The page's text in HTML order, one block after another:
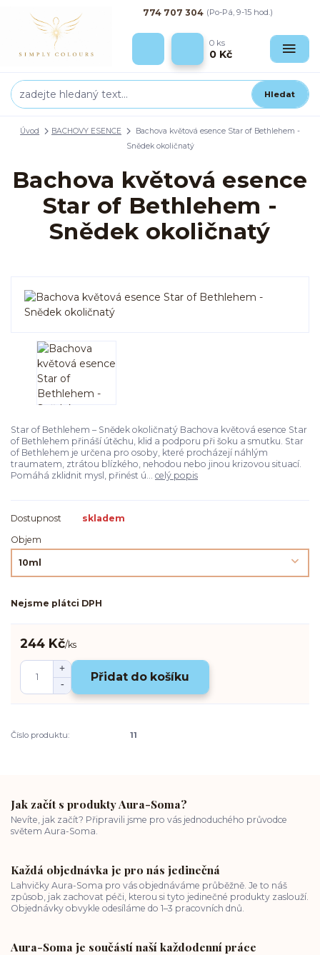
Hledat
774 707 304 (Po-Pá, 9-15 hod.)
0 ks
0 Kč
Úvod BACHOVY ESENCE
Bachova květová esence Star of Bethlehem -
Snědek okoličnatý
Bachova květová esence
Star of Bethlehem -
Snědek okoličnatý
Star of Bethlehem – Snědek okoličnatý Bachova květová esence Star
of Bethlehem přináší útěchu, klid a podporu při šoku a smutku. Star
of Bethlehem je určena pro osoby, které procházejí náhlým
traumatem, ztrátou blízkého, nehodou nebo jinou krizovou situací.
Pomáhá zklidnit mysl, přinést ú... celý popis
Dostupnost
skladem
Objem
Nejsme plátci DPH
244 Kč/ks
Přidat do košíku
Číslo produktu: 11
Jak začít s produkty Aura-Soma?
Nevíte, jak začít? Připravili jsme pro vás jednoduchého průvodce
světem Aura-Soma.
Každá objednávka je pro nás jedinečná
Lahvičky Aura-Soma pro vás objednáváme průběžně. Je to náš
způsob, jak zachovat péči, kterou si tyto jedinečné produkty zaslouží.
Objednávky obvykle odesíláme do 1–3 pracovních dnů.
Aura-Soma je součástí naší každodenní práce